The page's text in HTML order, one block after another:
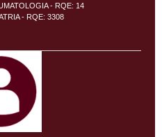
- RQE: 14
- RQE: 3308